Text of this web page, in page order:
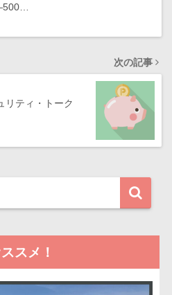
次の記事
リティ・トーク
スメ！